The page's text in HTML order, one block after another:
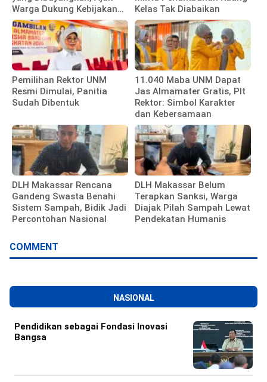
Warga Dukung Kebijakan
Pemkot
Kelas Tak Diabaikan
Pemilihan Rektor UNM
Resmi Dimulai, Panitia
Sudah Dibentuk
11.040 Maba UNM Dapat
Jas Almamater Gratis, Plt
Rektor: Simbol Karakter
dan Kebersamaan
DLH Makassar Rencana
Gandeng Swasta Benahi
Sistem Sampah, Bidik Jadi
Percontohan Nasional
DLH Makassar Belum
Terapkan Sanksi, Warga
Diajak Pilah Sampah Lewat
Pendekatan Humanis
COMMENT
NASIONAL
Pendidikan sebagai Fondasi Inovasi
Bangsa